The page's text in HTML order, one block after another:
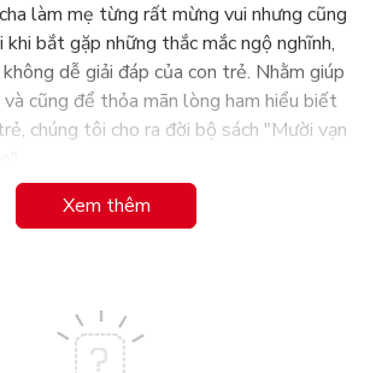
làm mẹ từng rất mừng vui nhưng cũng
bắt gặp những thắc mắc ngộ nghĩnh,
dễ giải đáp của con trẻ. Nhằm giúp
và cũng để thỏa mãn lòng ham hiểu biết
chúng tôi cho ra đời bộ sách "Mười vạn
sách đi sâu đề cập đến các sự việc và
khoa học thuần túy, "Mười vạn câu hỏi
những chủ đề gần gũi và dễ gây hứng thú
của những nhân vật đáng yêu rút ra từ
Xem thêm